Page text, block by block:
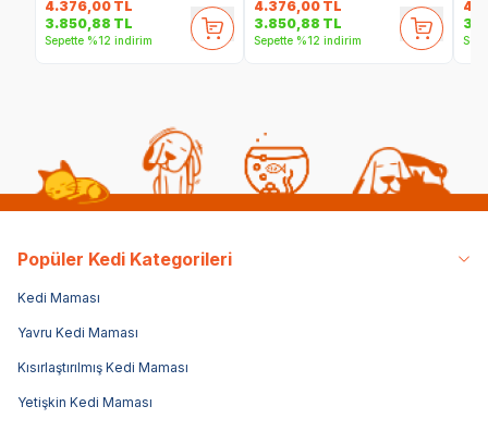
4.376,00 TL
3.850,88 TL
Sepette %12 indirim
4.376,00 TL
3.850,88 TL
Sepette %12 indirim
Popüler Kedi Kategorileri
Kedi Maması
Yavru Kedi Maması
Kısırlaştırılmış Kedi Maması
Yetişkin Kedi Maması